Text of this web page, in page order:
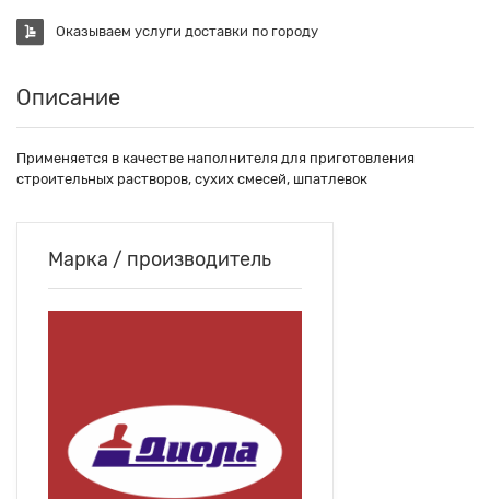
Оказываем услуги доставки по городу
Описание
Применяется в качестве наполнителя для приготовления
строительных растворов, сухих смесей, шпатлевок
Марка / производитель